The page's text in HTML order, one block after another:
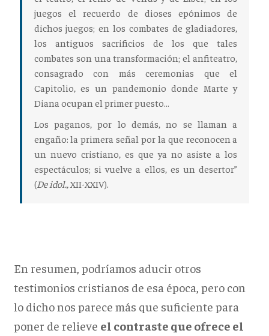
juegos el recuerdo de dioses epónimos de
dichos juegos; en los combates de gladiadores,
los antiguos sacrificios de los que tales
combates son una transformación; el anfiteatro,
consagrado con más ceremonias que el
Capitolio, es un pandemonio donde Marte y
Diana ocupan el primer puesto…
Los paganos, por lo demás, no se llaman a
engaño: la primera señal por la que reconocen a
un nuevo cristiano, es que ya no asiste a los
espectáculos; si vuelve a ellos, es un desertor”
(De idol.,XII-XXIV).
En resumen, podríamos aducir otros
testimonios cristianos de esa época, pero con
lo dicho nos parece más que suficiente para
poner de relieve el contraste que ofrece el